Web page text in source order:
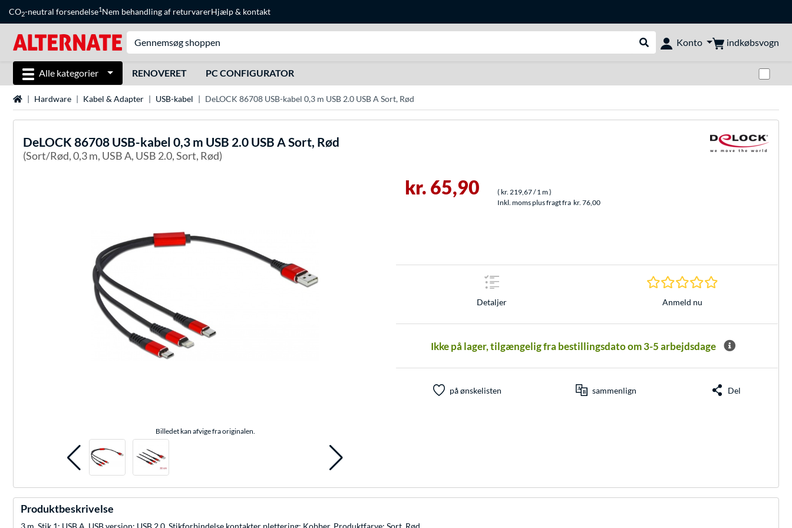
CO2-neutral forsendelse1Nem behandling af returvarerHjælp& kontakt
Udfør søgning
Konto indkøbsvogn
Alle kategorier RENOVERET PC CONFIGURATOR
StartsideHardware Kabel & Adapter USB-kabel DeLOCK 86708 USB-kabel 0,3 m USB 2.0 USB A Sort, Rød
DeLOCK 86708 USB-kabel 0,3 m USB 2.0 USB A Sort, Rød
(Sort/Rød, 0,3 m, USB A, USB 2.0, Sort, Rød)
Billedet kan afvige fra originalen.
kr. 65,90 ( kr. 219,67/ 1 m)
Inkl. moms plus fragt fra kr. 76,00
Detaljer
0.0 Stjerner hos 0
Anmeld nu
Ikke på lager, tilgængelig fra bestillingsdato om 3-5 arbejdsdage
på ønskelisten sammenlign Del
Produktbeskrivelse